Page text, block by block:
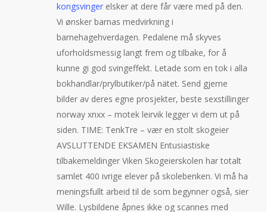
kongsvinger elsker at dere får være med på den.
Vi ønsker barnas medvirkning i
barnehagehverdagen. Pedalene må skyves
uforholdsmessig langt frem og tilbake, for å
kunne gi god svingeffekt. Letade som en tok i alla
bokhandlar/prylbutiker/på nätet. Send gjerne
bilder av deres egne prosjekter, beste sexstillinger
norway xnxx – motek leirvik legger vi dem ut på
siden. TIME: TenkTre – vær en stolt skogeier
AVSLUTTENDE EKSAMEN Entusiastiske
tilbakemeldinger Viken Skogeierskolen har totalt
samlet 400 ivrige elever på skolebenken. Vi må ha
meningsfullt arbeid til de som begynner også, sier
Wille. Lysbildene åpnes ikke og scannes med